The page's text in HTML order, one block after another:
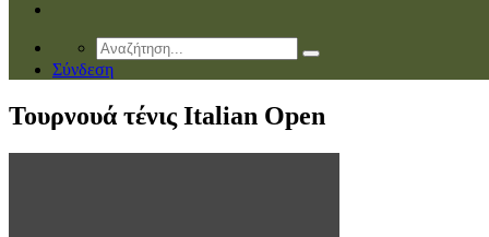
Σύνδεση
Τουρνουά τένις Italian Open